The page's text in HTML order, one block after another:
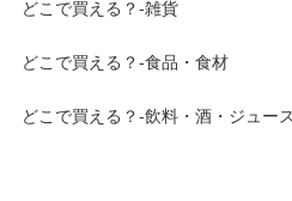
どこで買える？-雑貨
どこで買える？-食品・食材
どこで買える？-飲料・酒・ジュース